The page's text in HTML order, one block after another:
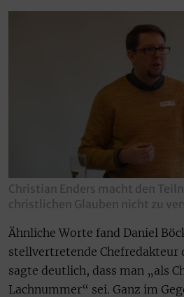
Christian Enders macht den
christlichen Glauben nicht zu
Ähnliche Worte fand Daniel
stellvertretende
sagte deutlich, dass man „als
Lachnummer“ sei. Ganz im